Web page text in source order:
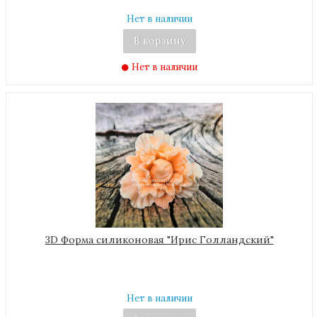
Нет в наличии
В корзину
Нет в наличии
3D Форма силиконовая "Ирис Голландский"
Нет в наличии